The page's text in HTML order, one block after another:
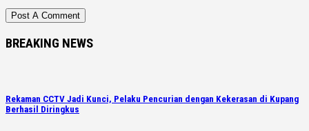
BREAKING NEWS
Rekaman CCTV Jadi Kunci, Pelaku Pencurian dengan Kekerasan di Kupang
Berhasil Diringkus